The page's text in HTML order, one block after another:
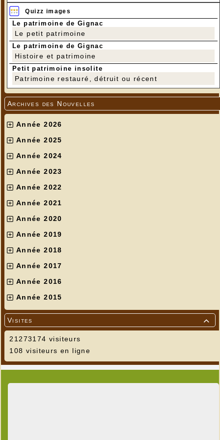
Quizz images
Le patrimoine de Gignac
Le petit patrimoine
Le patrimoine de Gignac
Histoire et patrimoine
Petit patrimoine insolite
Patrimoine restauré, détruit ou récent
Archives des Nouvelles
Année 2026
Année 2025
Année 2024
Année 2023
Année 2022
Année 2021
Année 2020
Année 2019
Année 2018
Année 2017
Année 2016
Année 2015

Visites
21273174 visiteurs
108 visiteurs en ligne